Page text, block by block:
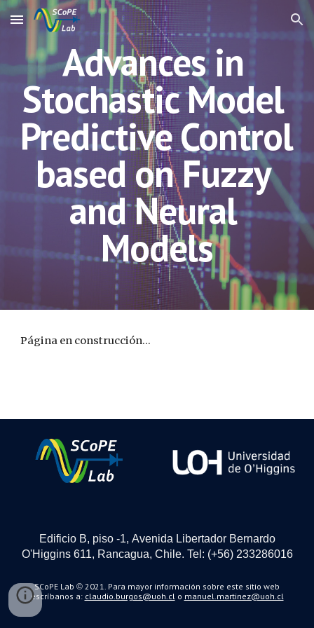
Skip to main content Skip to navigation
Advances in
Stochastic Model
Predictive Control
based on Fuzzy
and Neural
Models
Página en construcción...
Edificio B, piso -1, Avenida Libertador Bernardo
O'Higgins 611, Rancagua, Chile. Tel: (+56)233286016
SCoPE Lab © 2021. Para mayor información sobre este sitio web
escríbanos a: claudio.burgos@uoh.clo manuel.martinez@uoh.cl